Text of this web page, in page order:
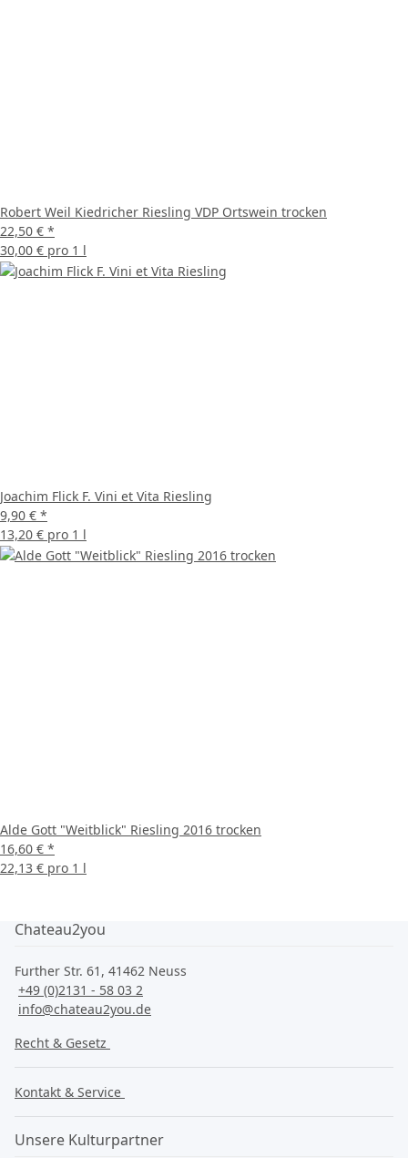
Robert Weil Kiedricher Riesling VDP Ortswein trocken
22,50 € *
30,00 € pro 1 l
Joachim Flick F. Vini et Vita Riesling
9,90 € *
13,20 € pro 1 l
Alde Gott "Weitblick" Riesling 2016 trocken
16,60 € *
22,13 € pro 1 l
Chateau2you
Further Str. 61, 41462 Neuss
+49 (0)2131 - 58 03 2
info@chateau2you.de
Recht & Gesetz
Kontakt & Service
Unsere Kulturpartner